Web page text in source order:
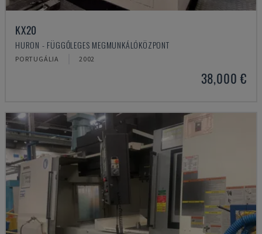
KX20
HURON - FÜGGŐLEGES MEGMUNKÁLÓKÖZPONT
PORTUGÁLIA 2002
38,000 €